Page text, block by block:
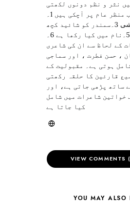
نثر و نظم دونوں لکھتی
ہیں۔ اب تک انکی چھ کتب منظر عام پر آچکی ہیں 1۔
خیال خام 2۔عکس خاموشی 3۔سمندر کو شائید کچھ
کہنا ہے 4۔جو من میں آیا 5۔نام میں کیا رکھا ہے 6۔
کے لحاظ سے ان کی شاعری
، حسن فطرت ، اور سماجی
ہوتی ہے۔ مقبولیت کے
قارئین کا حلقہ رکھتی
ساتھ پڑھی جاتی ہے، اور
خواتین شاعرات میں شامل
کیا جاتا ہے
VIEW COMMENTS
YOU MAY ALSO